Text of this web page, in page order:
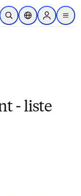
wechseln
Suche öffnenStandortauswahl
Sign in to
menu
- liste